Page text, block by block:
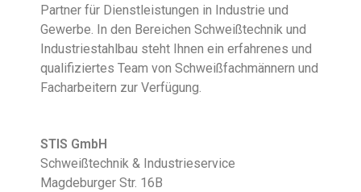
Partner für Dienstleistungen in Industrie und
Gewerbe. In den Bereichen Schweißtechnik und
Industriestahlbau steht Ihnen ein erfahrenes und
qualifiziertes Team von Schweißfachmännern und
Facharbeitern zur Verfügung.
STIS GmbH
Schweißtechnik & Industrieservice
Magdeburger Str. 16B